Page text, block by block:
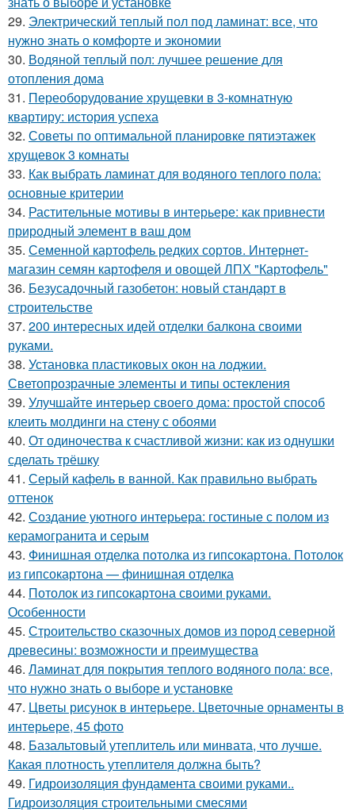
29. Электрический теплый пол под ламинат: все, что
нужно знать о комфорте и экономии
30. Водяной теплый пол: лучшее решение для
отопления дома
31. Переоборудование хрущевки в 3-комнатную
квартиру: история успеха
32. Советы по оптимальной планировке пятиэтажек
хрущевок 3 комнаты
33. Как выбрать ламинат для водяного теплого пола:
основные критерии
34. Растительные мотивы в интерьере: как привнести
природный элемент в ваш дом
35. Семенной картофель редких сортов. Интернет-
магазин семян картофеля и овощей ЛПХ "Картофель"
36. Безусадочный газобетон: новый стандарт в
строительстве
37. 200 интересных идей отделки балкона своими
руками.
38. Установка пластиковых окон на лоджии.
Светопрозрачные элементы и типы остекления
39. Улучшайте интерьер своего дома: простой способ
клеить молдинги на стену с обоями
40. От одиночества к счастливой жизни: как из однушки
сделать трёшку
41. Серый кафель в ванной. Как правильно выбрать
оттенок
42. Создание уютного интерьера: гостиные с полом из
керамогранита и серым
43. Финишная отделка потолка из гипсокартона. Потолок
из гипсокартона — финишная отделка
44. Потолок из гипсокартона своими руками.
Особенности
45. Строительство сказочных домов из пород северной
древесины: возможности и преимущества
46. Ламинат для покрытия теплого водяного пола: все,
что нужно знать о выборе и установке
47. Цветы рисунок в интерьере. Цветочные орнаменты в
интерьере, 45 фото
48. Базальтовый утеплитель или минвата, что лучше.
Какая плотность утеплителя должна быть?
49. Гидроизоляция фундамента своими руками..
Гидроизоляция строительными смесями